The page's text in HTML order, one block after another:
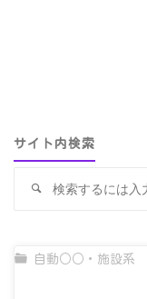
サイト内検索
検
自動○○・施設系